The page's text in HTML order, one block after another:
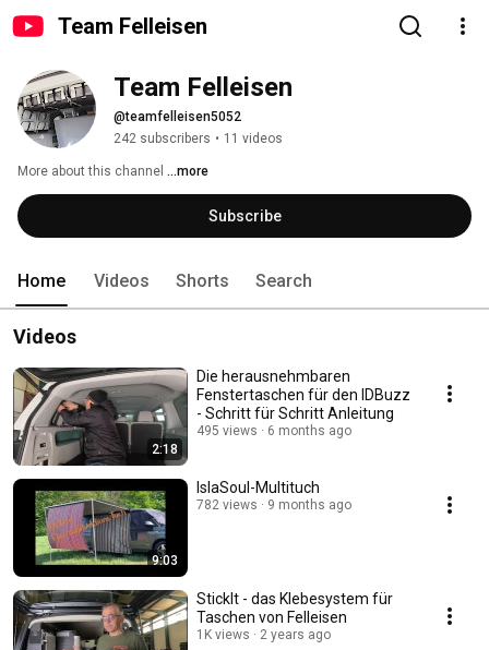
Team Felleisen
Team Felleisen
@teamfelleisen5052
242 subscribers • 11 videos
More about this channel ...more
Subscribe
Home Videos Shorts Search
Videos
2:18
Die herausnehmbaren
Fenstertaschen für den IDBuzz
- Schritt für Schritt Anleitung
495 views 6 months ago
9:03
IslaSoul-Multituch
782 views 9 months ago
StickIt - das Klebesystem für
Taschen von Felleisen
1K views 2 years ago